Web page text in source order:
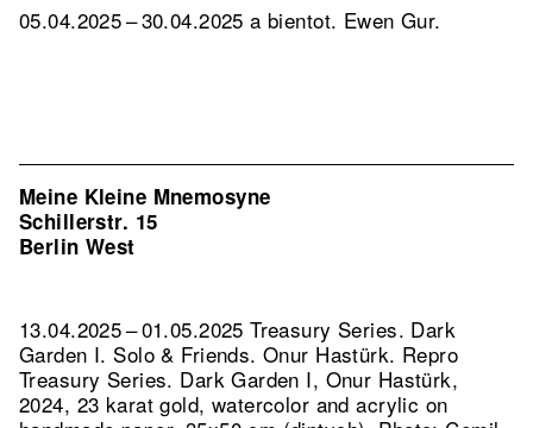
05.04.2025 – 30.04.2025 a bientot. Ewen Gur.
Meine Kleine Mnemosyne
Schillerstr. 15
Berlin West
13.04.2025 – 01.05.2025 Treasury Series. Dark
Garden I. Solo & Friends. Onur Hastürk. Repro
Treasury Series. Dark Garden I, Onur Hastürk,
2024, 23 karat gold, watercolor and acrylic on